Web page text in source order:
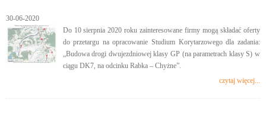
30-06-2020
Do 10 sierpnia 2020 roku zainteresowane firmy mogą składać oferty
do przetargu na opracowanie Studium Korytarzowego dla zadania:
„Budowa drogi dwujezdniowej klasy GP (na parametrach klasy S) w
ciągu DK7, na odcinku Rabka – Chyżne”.
czytaj więcej...